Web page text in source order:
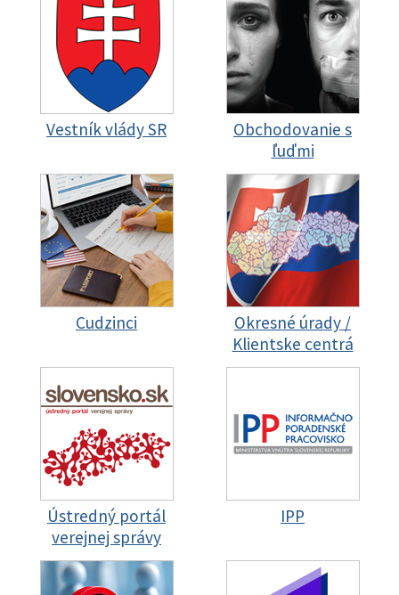
Vestník vlády SR
Obchodovanie s
ľuďmi
Cudzinci
Okresné úrady /
Klientske centrá
Ústredný portál
verejnej správy
IPP